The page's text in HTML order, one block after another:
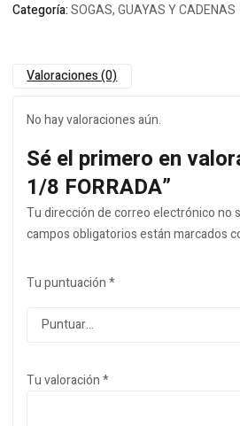
Categoría:SOGAS, GUAYAS Y CADENAS
Valoraciones (0)
No hay valoraciones aún.
Sé el primero en
1/8 FORRADA”
Tu dirección de correo electrónico no
campos obligatorios están marcados
Tu puntuación*
Tu valoración*